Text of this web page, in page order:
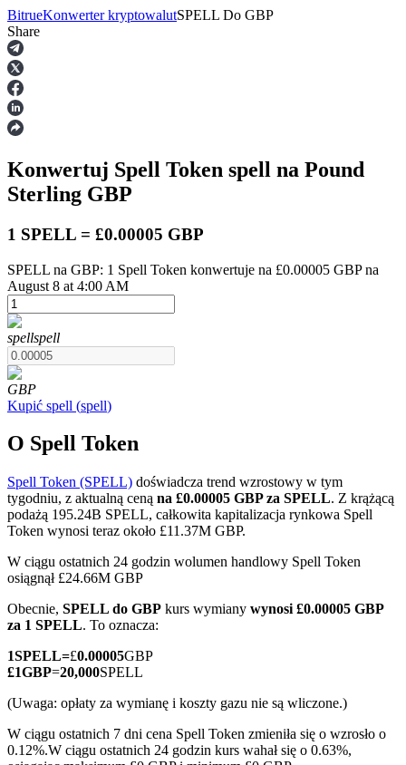
Kontrakty terminowe
Kontrakty terminowe na USDT
Kontrakty terminowe COIN-M
Kontrakty terminowe na kryptowaluty
TradFi
Instrumenty pochodne na akcje, forex, metale szlachetne i
towary
BitrueKonwerter kryptowalutSPELL Do GBP
Share
Konwertuj Spell Token spell na Pound
Sterling GBP
1 SPELL = £0.00005 GBP
SPELL na GBP: 1 Spell Token konwertuje na £0.00005 GBP na
August 8 at 4:00 AM
spellspell
GBP
Kupić spell (spell)
O Spell Token
Spell Token (SPELL) doświadcza trend wzrostowy w tym
tygodniu, z aktualną ceną na £0.00005 GBP za SPELL. Z krążącą
podażą 195.24B SPELL, całkowita kapitalizacja rynkowa Spell
Token wynosi teraz około £11.37M GBP.
W ciągu ostatnich 24 godzin wolumen handlowy Spell Token
osiągnął £24.66M GBP
Obecnie, SPELL do GBP kurs wymiany wynosi £0.00005 GBP
za 1 SPELL. To oznacza:
1SPELL=£0.00005GBP
£1GBP=20,000SPELL
(Uwaga: opłaty za wymianę i koszty gazu nie są wliczone.)
W ciągu ostatnich 7 dni cena Spell Token zmieniła się o wzrosło o
0.12%.W ciągu ostatnich 24 godzin kurs wahał się o 0.63%,